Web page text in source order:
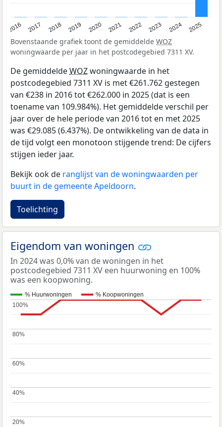
2016 2017 2018 2019 2020 2021 2022 2023 2024 2025
Bovenstaande grafiek toont de gemiddelde WOZ
woningwaarde per jaar in het postcodegebied 7311 XV.
De gemiddeldeWOZwoningwaarde in het
postcodegebied 7311 XV is met €261.762 gestegen
van €238 in 2016 tot €262.000 in 2025 (dat is een
toename van 109.984%). Het gemiddelde verschil per
jaar over de hele periode van 2016 tot en met 2025
was €29.085 (6.437%). De ontwikkeling van de data in
de tijd volgt een monotoon stijgende trend: De cijfers
stijgen ieder jaar.
Bekijk ook de ranglijst van de woningwaarden per
buurt in de gemeente Apeldoorn.
Toelichting
Eigendom van woningen
In 2024 was 0,0% van de woningen in het
postcodegebied 7311 XV een huurwoning en 100%
was een koopwoning.
% Huurwoningen % Koopwoningen
20%
20%
40%
40%
60%
60%
80%
80%
100%
100%